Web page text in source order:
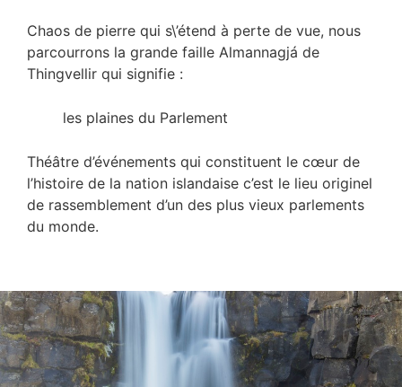
Chaos de pierre qui s\’étend à perte de vue, nous
parcourrons la grande faille Almannagjá de
Thingvellir qui signifie :
les plaines du Parlement
Théâtre d’événements qui constituent le cœur de
l’histoire de la nation islandaise c’est le lieu originel
de rassemblement d’un des plus vieux parlements
du monde.